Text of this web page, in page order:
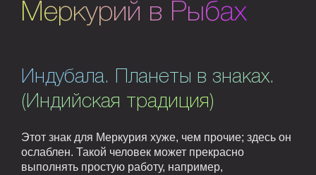
Меркурий в Рыбах
Индубала. Планеты в знаках.
(Индийская традиция)
Этот знак для Меркурия хуже, чем прочие; здесь он
ослаблен. Такой человек может прекрасно
выполнять простую работу, например,